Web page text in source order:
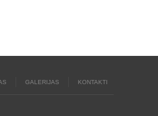
GALERIJAS KONTAKTI